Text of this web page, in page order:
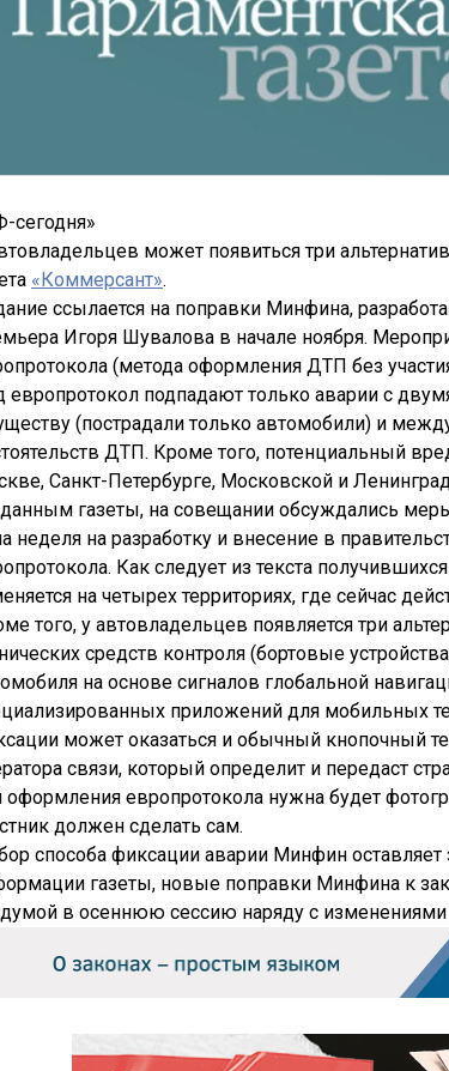
сегодня»
может появиться три
«Коммерсант».
ссылается на поправки Минфина,
Игоря Шувалова в начале ноября.
(метода оформления ДТП без
европротокол подпадают только аварии с
(пострадали только автомобили) и
ДТП. Кроме того, потенциальный
Санкт-Петербурге, Московской и
газеты, на совещании обсуждались
неделя на разработку и внесение в
Как следует из текста
на четырех территориях, где сейчас
того, у автовладельцев появляется три
средств контроля (бортовые
на основе сигналов глобальной
приложений для мобильных
может оказаться и обычный кнопочный
связи, который определит и передаст
оформления европротокола нужна будет
должен сделать сам.
способа фиксации аварии Минфин
газеты, новые поправки Минфина к
в осеннюю сессию наряду с